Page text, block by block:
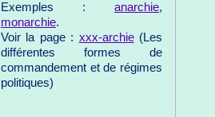
Exemples : anarchie,
monarchie.
Voir la page : xxx-archie(Les
différentes formes de
commandement et de régimes
politiques)